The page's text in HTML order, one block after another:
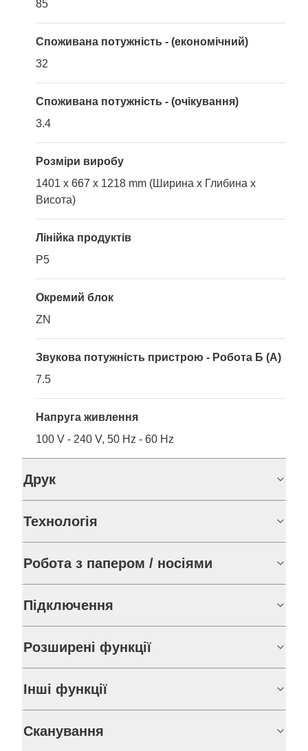
85
Споживана потужність - (економічний)
32
Споживана потужність - (очікування)
3.4
Розміри виробу
1401 x 667 x 1218 mm (Ширина x Глибина x
Висота)
Лінійка продуктів
P5
Окремий блок
ZN
Звукова потужність пристрою - Робота Б (A)
7.5
Напруга живлення
100 V - 240 V, 50 Hz - 60 Hz
Друк
Технологія
Робота з папером / носіями
Підключення
Розширені функції
Інші функції
Сканування